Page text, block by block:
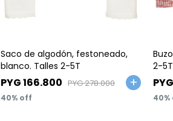
Saco de algodón, festoneado,
blanco. Talles 2-5T
PYG166.800 PYG278.000
40
2-5T
PYG
40